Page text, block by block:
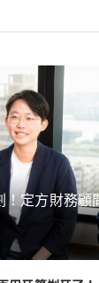
！定方財務顧